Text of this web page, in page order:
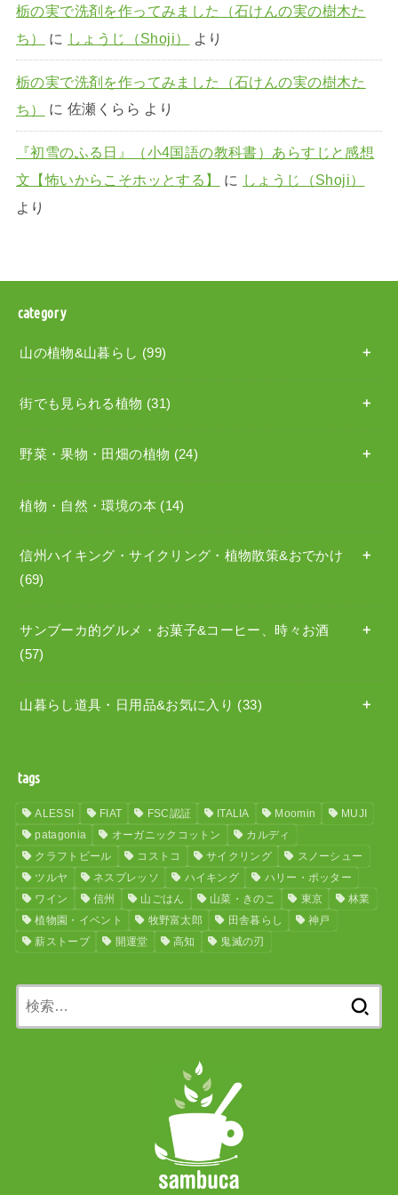
栃の実で洗剤を作ってみました（石けんの実の樹木た
ち）
に しょうじ（Shoji） より
栃の実で洗剤を作ってみました（石けんの実の樹木た
ち）
に 佐瀬くらら より
『初雪のふる日』（小4国語の教科書）あらすじと感想
文【怖いからこそホッとする】
に しょうじ（Shoji）
より
category
山の植物&山暮らし (99)
街でも見られる植物 (31)
野菜・果物・田畑の植物 (24)
植物・自然・環境の本 (14)
信州ハイキング・サイクリング・植物散策&おでかけ
(69)
サンブーカ的グルメ・お菓子&コーヒー、時々お酒
(57)
山暮らし道具・日用品&お気に入り (33)
tags
ALESSI FIAT FSC認証 ITALIA Moomin
MUJI
patagonia
オーガニックコットン
カルディ
クラフトビール
コストコ サイクリング
スノーシュー
ツルヤ
ネスプレッソ ハイキング
ハリー・ポッター
ワイン
信州 山ごはん 山菜・きのこ 東京
林業
植物園・イベント
牧野富太郎 田舎暮らし
神戸
薪ストーブ
開運堂 高知 鬼滅の刃